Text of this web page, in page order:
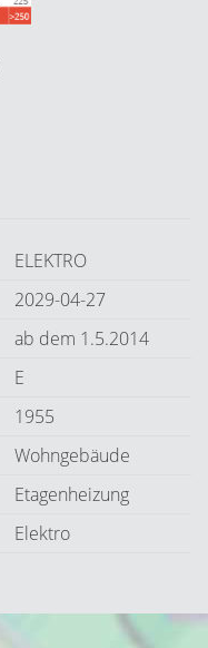
ELEKTRO
2029-04-27
ab dem 1.5.2014
E
1955
Wohngebäude
Etagenheizung
Elektro